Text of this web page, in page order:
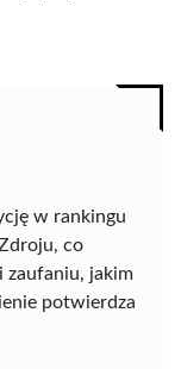
w rankingu
co
zaufaniu, jakim
potwierdza